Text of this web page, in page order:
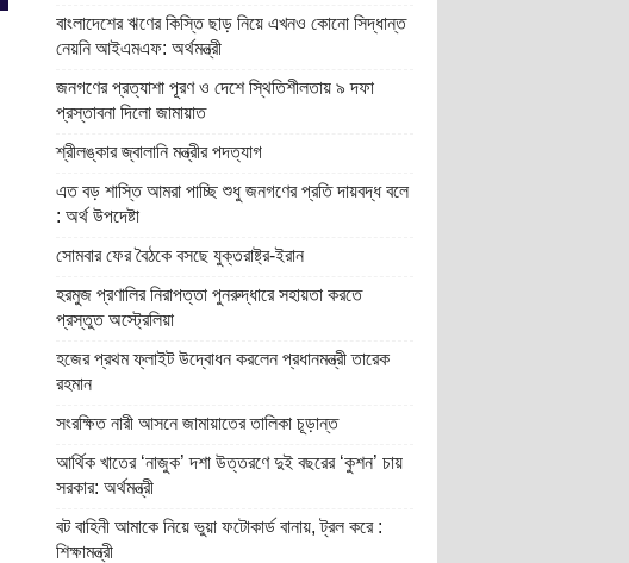
বাংলাদেশের ঋণের কিস্তি ছাড় নিয়ে এখনও কোনো সিদ্ধান্ত
নেয়নি আইএমএফ: অর্থমন্ত্রী
জনগণের প্রত্যাশা পূরণ ও দেশে স্থিতিশীলতায় ৯ দফা
প্রস্তাবনা দিলো জামায়াত
শ্রীলঙ্কার জ্বালানি মন্ত্রীর পদত্যাগ
এত বড় শাস্তি আমরা পাচ্ছি শুধু জনগণের প্রতি দায়বদ্ধ বলে
: অর্থ উপদেষ্টা
সোমবার ফের বৈঠকে বসছে যুক্তরাষ্ট্র-ইরান
হরমুজ প্রণালির নিরাপত্তা পুনরুদ্ধারে সহায়তা করতে
প্রস্তুত অস্ট্রেলিয়া
হজের প্রথম ফ্লাইট উদ্বোধন করলেন প্রধানমন্ত্রী তারেক
রহমান
সংরক্ষিত নারী আসনে জামায়াতের তালিকা চূড়ান্ত
আর্থিক খাতের ‘নাজুক’ দশা উত্তরণে দুই বছরের ‘কুশন’ চায়
সরকার: অর্থমন্ত্রী
বট বাহিনী আমাকে নিয়ে ভুয়া ফটোকার্ড বানায়, ট্রল করে :
শিক্ষামন্ত্রী